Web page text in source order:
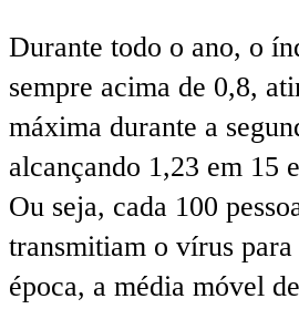
Durante todo o ano, o
sempre acima de 0,8,
máxima durante a
alcançando 1,23 em 15
Ou seja, cada 100
transmitiam o vírus
época, a média móvel